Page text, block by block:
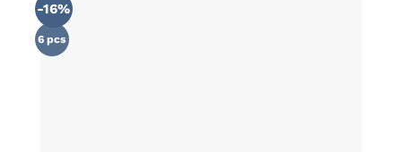
-16%
6 pcs